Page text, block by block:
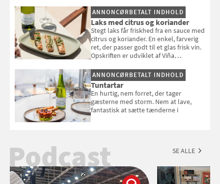
selvstændigt måltid. Opskriften er fra
Louisa Lorangs kogebog "Salat".
ANNONCØRBETALT INDHOLD
Laks med citrus og koriander
Stegt laks får friskhed fra en sauce med
citrus og koriander. En enkel, farverig
ret, der passer godt til et glas frisk vin.
Opskriften er udviklet af Viña
ANNONCØRBETALT INDHOLD
Tuntartar
En hurtig, nem forret, der tager
gæsterne med storm. Nem at lave,
fantastisk at sætte tænderne i
Podcast SE ALLE